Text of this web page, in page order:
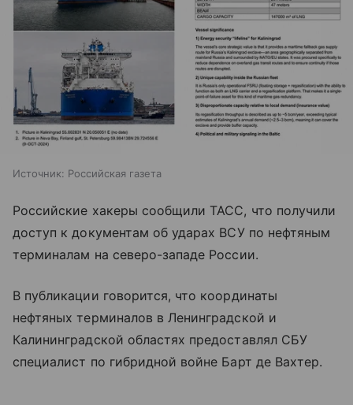
Источник: Российская газета
Российские хакеры сообщили ТАСС, что получили
доступ к документам об ударах ВСУ по нефтяным
терминалам на северо-западе России.
В публикации говорится, что координаты
нефтяных терминалов в Ленинградской и
Калининградской областях предоставлял СБУ
специалист по гибридной войне Барт де Вахтер.